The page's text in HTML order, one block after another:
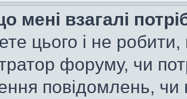
мені взагалі
цього і не робити,
форуму, чи
повідомлень, чи